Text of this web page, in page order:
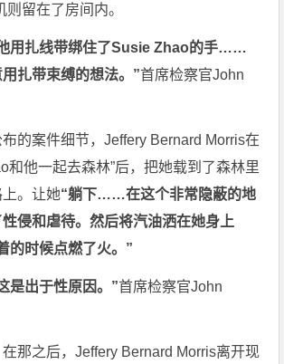
留在了房间内。
用扎线带绑住了Susie Zhao的手……
扎带束缚的想法。”首席检察官John
的案件细节，Jeffery Bernard Morris在
和他一起去森林”后，把她载到了森林里
。让她“躺下……在这个非常隐蔽的地
侵和虐待。然后将汽油洒在她身上
的时候点燃了火。”
是出于性原因。”首席检察官John
那之后，Jeffery Bernard Morris离开现